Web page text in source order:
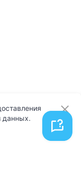
данных.